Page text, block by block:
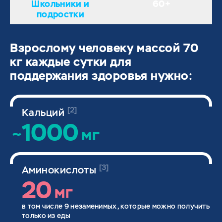
Школьники и
подростки
Взрослому человеку массой 70
кг каждые сутки для
поддержания здоровья нужно:
Кальций [2]
~1000мг
Аминокислоты [3]
20мг
в том числе 9 незаменимых, которые можно получить
только из еды